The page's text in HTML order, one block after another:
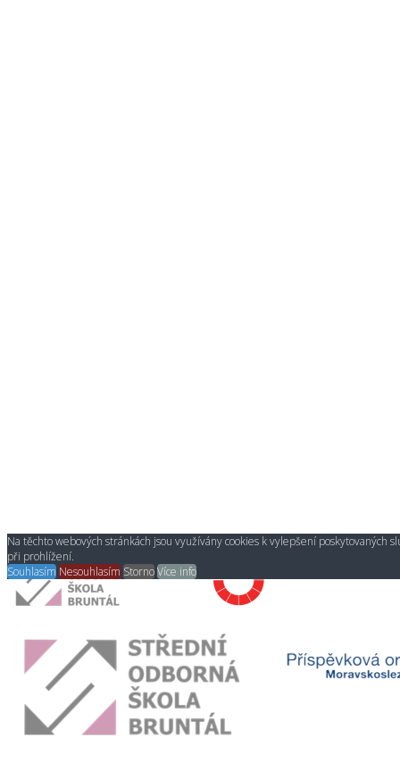
Na těchto webových stránkách jsou využívány cookies k vylepšení poskytovaných
při prohlížení.
Souhlasím Nesouhlasím StornoVíce info